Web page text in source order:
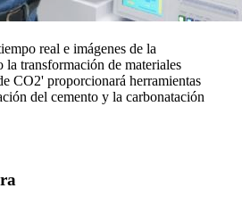
real e imágenes de la
la transformación de materiales
CO2' proporcionará herramientas
del cemento y la carbonatación